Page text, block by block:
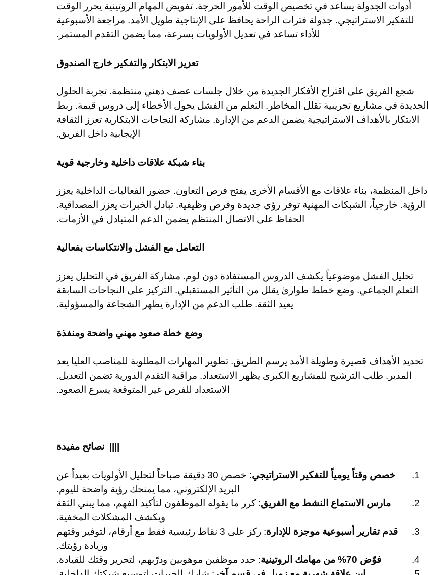
أدوات الجدولة يساعد في تخصيص الوقت للأمور الحرجة. تفويض المهام الروتينية يحرر الوقت
للتفكير الاستراتيجي. جدولة فترات الراحة يحافظ على الإنتاجية طويل الأمد. مراجعة الأسبوعية
للأداء تساعد في تعديل الأولويات بسرعة، مما يضمن التقدم المستمر.
تعزيز الابتكار والتفكير خارج الصندوق
شجع الفريق على اقتراح الأفكار الجديدة من خلال جلسات عصف ذهني منتظمة. تجربة الحلول
الجديدة في مشاريع تجريبية تقلل المخاطر. التعلم من الفشل يحول الأخطاء إلى دروس قيمة. ربط
الابتكار بالأهداف الاستراتيجية يضمن الدعم من الإدارة. مشاركة النجاحات الابتكارية تعزز الثقافة
الإيجابية داخل الفريق.
بناء شبكة علاقات داخلية وخارجية قوية
داخل المنظمة، بناء علاقات مع الأقسام الأخرى يفتح فرص التعاون. حضور الفعاليات الداخلية يعزز
الرؤية. خارجياً، الشبكات المهنية توفر رؤى جديدة وفرص وظيفية. تبادل الخبرات يعزز المصداقية.
الحفاظ على الاتصال المنتظم يضمن الدعم المتبادل في الأزمات.
التعامل مع الفشل والانتكاسات بفعالية
تحليل الفشل موضوعياً يكشف الدروس المستفادة دون لوم. مشاركة الفريق في التحليل يعزز
التعلم الجماعي. وضع خطط طوارئ يقلل من التأثير المستقبلي. التركيز على النجاحات السابقة
يعيد الثقة. طلب الدعم من الإدارة يظهر الشجاعة والمسؤولية.
وضع خطة صعود مهني واضحة ومنفذة
تحديد الأهداف قصيرة وطويلة الأمد يرسم الطريق. تطوير المهارات المطلوبة للمناصب العليا يعد
المدير. طلب الترشيح للمشاريع الكبرى يظهر الاستعداد. مراقبة التقدم الدورية تضمن التعديل.
الاستعداد للفرص غير المتوقعة يسرع الصعود.
|||| نصائح مفيدة
خصص وقتاً يومياً للتفكير الاستراتيجي
: خصص 30 دقيقة صباحاً لتحليل الأولويات بعيداً عن
البريد الإلكتروني، مما يمنحك رؤية واضحة لليوم.
مارس الاستماع النشط مع الفريق: كرر ما يقوله الموظفون لتأكيد الفهم، مما يبني الثقة
ويكشف المشكلات المخفية.
قدم تقارير أسبوعية موجزة للإدارة
: ركز على 3 نقاط رئيسية فقط مع أرقام، لتوفير وقتهم
وزيادة رؤيتك.
فوّض 70% من مهامك الروتينية
: حدد موظفين موهوبين ودرّبهم، لتحرير وقتك للقيادة.